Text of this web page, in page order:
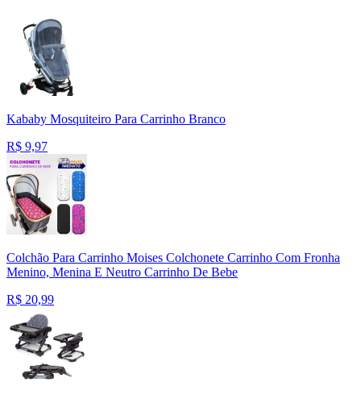
Kababy Mosquiteiro Para Carrinho Branco
R$ 9,97
Colchão Para Carrinho Moises Colchonete Carrinho Com Fronha
Menino, Menina E Neutro Carrinho De Bebe
R$ 20,99